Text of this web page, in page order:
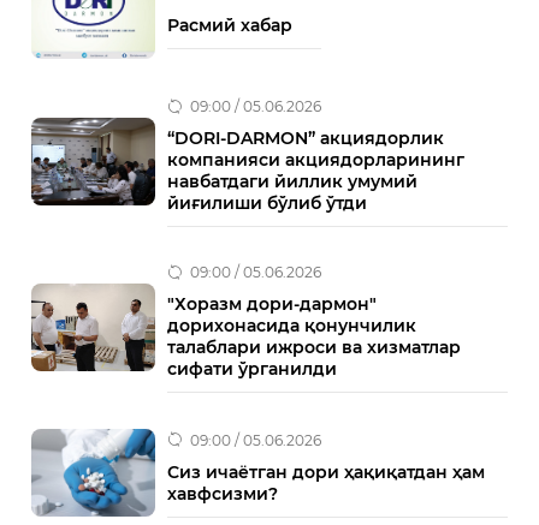
Расмий хабар
09:00 / 05.06.2026
“DORI-DARMON” акциядорлик
компанияси акциядорларининг
навбатдаги йиллик умумий
йиғилиши бўлиб ўтди
09:00 / 05.06.2026
"Хоразм дори-дармон"
дорихонасида қонунчилик
талаблари ижроси ва хизматлар
сифати ўрганилди
09:00 / 05.06.2026
Сиз ичаётган дори ҳақиқатдан ҳам
хавфсизми?